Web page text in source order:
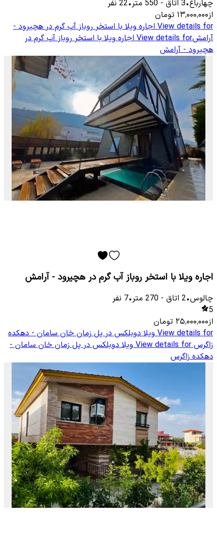
چهارباغ•
3 اتاق -
550 متر•
22 نفر
از۱۳٬۰۰۰٬۰۰۰ تومان
View details for اجاره ویلا با استخر روباز آب گرم در هچیرود -
آرامشView details for اجاره ویلا با استخر روباز آب گرم در
هچیرود - آرامش
اجاره ویلا با استخر روباز آب گرم در هچیرود - آرامش
چالوس•
2 اتاق -
270 متر•
7 نفر
5
از۲۵٬۰۰۰٬۰۰۰ تومان
View details for ویلا دوبلکس در پل زمان خان سامان - دهکده
زاگرسView details for ویلا دوبلکس در پل زمان خان سامان -
دهکده زاگرس